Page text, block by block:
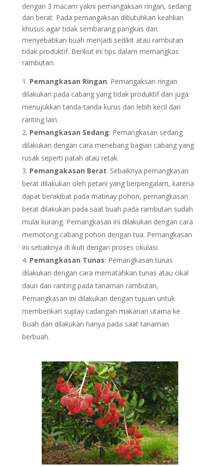
dengan 3 macam yakni pemangaksan ringan, sedang
dan berat. Pada pemangaksan dibutuhkan keahlian
khusus agar tidak sembarang pangkas dan
menyebabkan buah menjadi sedikit atau rambutan
tidak produktif. Berikut ini tips dalam memangkas
rambutan:
Pemangkasan Ringan: Pemangaksan ringan
dilakukan pada cabang yang tidak produktif dan juga
menujukkan tanda-tanda kurus dan lebih kecil dari
ranting lain.
Pemangkasan Sedang: Pemangkasan sedang
dilakukan dengan cara menebang bagian cabang yang
rusak seperti patah atau retak.
Pemangakasan Berat: Sebaiknya pemangkasan
berat dilakukan oleh petani yang berpengalam, karena
dapat berakibat pada matinay pohon, pemangkasan
berat dilakukan pada saat buah pada rambutan sudah
mulai kurang. Pemangkasan ini dilakukan dengan cara
memotong cabang pohon dengan tua. Pemangkasan
ini sebaiknya di ikuti dengan proses okulasi.
Pemangkasan Tunas: Pemangkasan tunas
dilakukan dengan cara mematahkan tunas atau cikal
daun dan ranting pada tanaman rambutan,
Pemangkasan ini dilakukan dengan tujuan untuk
memberikan suplay cadangan makanan utama ke
Buah dan dilakukan hanya pada saat tanaman
berbuah.